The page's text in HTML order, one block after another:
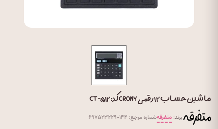
ماشین حساب ۱۲ رقمی CRONY کد: CT-۵۱۲
برند:متفرقهشماره مرجع: ۶۹۷۵۲۳۲۲۹۰۱۴۴